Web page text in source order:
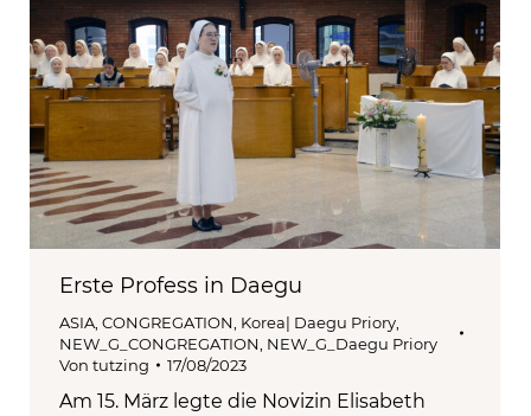
Erste Profess in Daegu
ASIA CONGREGATION Korea| Daegu Priory
NEW_G_CONGREGATION NEW_G_Daegu Priory
Von tutzing 17/08/2023
Am 15. März legte die Novizin Elisabeth